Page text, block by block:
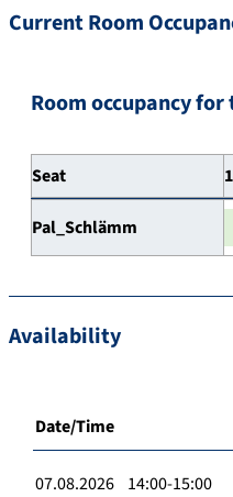
Current Room
Room occupancy
Seat
Pal_Schlämm
Availability
Date/Time
07.08.2026 14:00-15:00